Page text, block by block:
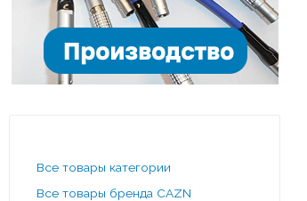
Все товары категории
Все товары бренда CAZN